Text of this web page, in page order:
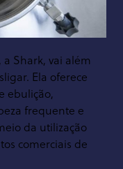
Shark, vai além
Ela oferece
ebulição,
frequente e
da utilização
comerciais de